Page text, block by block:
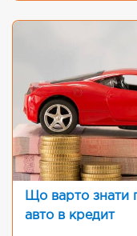
Що варто знати
авто в кредит